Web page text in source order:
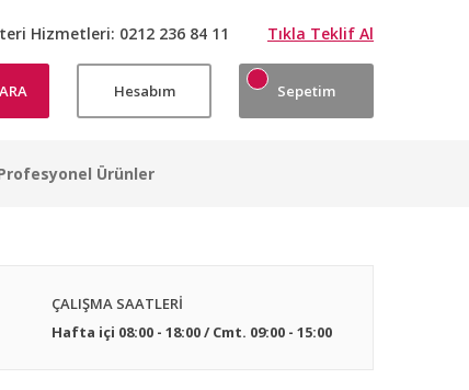
Hizmetleri: 0212 236 84 11 Tıkla Teklif Al
ARA Hesabım Sepetim
Ürünler
ÇALIŞMA SAATLERİ
Hafta içi 08:00 - 18:00 / Cmt. 09:00 - 15:00